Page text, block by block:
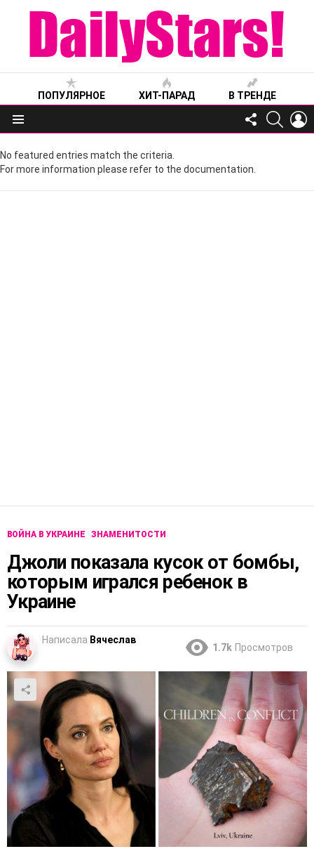
ПОПУЛЯРНОЕ ХИТ-ПАРАД В ТРЕНДЕ
Меню
FOLLOW
US
No featured entries match the criteria.
For more information please refer to the documentation.
ВОЙНА В УКРАИНЕ ЗНАМЕНИТОСТИ
Джоли показала кусок от бомбы,
которым игрался ребенок в
Украине
Написала Вячеслав
1.7k Просмотров